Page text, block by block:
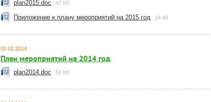
plan2015.doc 47 Кб
Приложение к плану мероприятий на 2015 год 14 Кб
02.02.2014
План мероприятий на 2014 год
plan2014.doc 52 Кб